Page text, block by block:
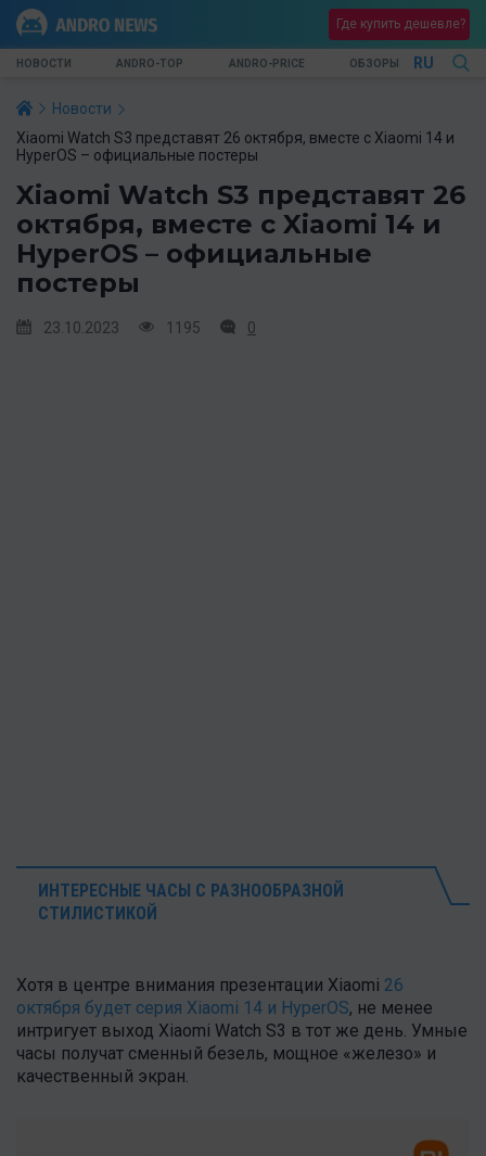
Где купить дешевле?
НОВОСТИ ANDRO-TOP ANDRO-PRICE ОБЗОРЫ RU
Новости
Xiaomi Watch S3 представят 26 октября, вместе с Xiaomi 14 и
HyperOS – официальные постеры
Xiaomi Watch S3 представят 26
октября, вместе с Xiaomi 14 и
HyperOS – официальные
постеры
23.10.2023 1195 0
ИНТЕРЕСНЫЕ ЧАСЫ С РАЗНООБРАЗНОЙ
СТИЛИСТИКОЙ
Хотя в центре внимания презентации Xiaomi 26
октября будет серия Xiaomi 14 и HyperOS, не менее
интригует выход Xiaomi Watch S3 в тот же день. Умные
часы получат сменный безель, мощное «железо» и
качественный экран.